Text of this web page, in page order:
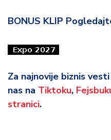
BONUS KLIP
Za najnovije biznis
nas na Tiktoku,
stranici.